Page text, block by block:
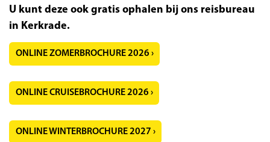
U kunt deze ook gratis ophalen bij ons reisbureau
in Kerkrade.
ONLINE ZOMERBROCHURE 2026 ›
ONLINE CRUISEBROCHURE 2026 ›
ONLINE WINTERBROCHURE 2027 ›